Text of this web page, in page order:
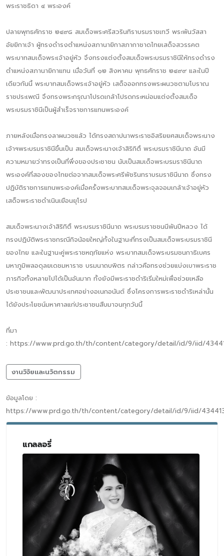
พระราชธิดา ๔ พระองค์
ปลายพุทธศักราช ๒๔๙๘ สมเด็จพระศรีสวรินทิราบรมราชเทวี พระพันวัสสา
อัยยิกาเจ้า ผู้ทรงดำรงตำแหน่งสภานายิกาสภากาชาดไทยเสด็จสวรรคต
พระบาทสมเด็จพระเจ้าอยู่หัว จึงทรงแต่งตั้งสมเด็จพระบรมราชินีให้ทรงดำรง
ตำแหน่งสภานายิกาแทน เมื่อวันที่ ๑๒ สิงหาคม พุทธศักราช ๒๔๙๙ และในปี
เดียวกันนี้ พระบาทสมเด็จพระเจ้าอยู่หัว เสด็จออกทรงพระผนวชตามโบราณ
ราชประเพณี จึงทรงพระกรุณาโปรดเกล้าโปรดกระหม่อมแต่งตั้งสมเด็จ
พระบรมราชินีเป็นผู้สำเร็จราชการแทนพระองค์
ภายหลังเมื่อทรงลาผนวชแล้ว ได้ทรงสถาปนาพระราชอิสริยยศสมเด็จพระนาง
เจ้าฯพระบรมราชินีขึ้นเป็น สมเด็จพระนางเจ้าสิริกิติ์ พระบรมราชินีนาถ อันมี
ความหมายว่าทรงเป็นที่พึ่งของประชาชน นับเป็นสมเด็จพระบรมราชินีนาถ
พระองค์ที่สองของไทยต่อจากสมเด็จพระศรีพัชรินทราบรมราชินีนาถ ซึ่งทรง
ปฏิบัติราชการแทนพระองค์เมื่อครั้งพระบาทสมเด็จพระจุลจอมเกล้าเจ้าอยู่หัว
เสด็จพระราชดำเนินเยือนยุโรป
สมเด็จพระนางเจ้าสิริกิติ์ พระบรมราชินีนาถ พระบรมราชชนนีพันปีหลวง ได้
ทรงปฏิบัติพระราชกรณีกิจน้อยใหญ่ทั้งในฐานะที่ทรงเป็นสมเด็จพระบรมราชินี
ของไทย และในฐานะคู่พระราชหฤทัยแห่ง พระบาทสมเด็จพระบรมชนกาธิเบศร
มหาภูมิพลอดุลยเดชมหาราช บรมนาถบพิตร กล่าวคือทรงช่วยแบ่งเบาพระราช
ภารกิจทั้งหลายไปได้เป็นอันมาก ทั้งยังมีพระราชดำริเริ่มใหม่เพื่อช่วยเหลือ
ประชาชนและพัฒนาประเทศอย่างอเนกอนันต์ ซึ่งโครงการพระราชดำริเหล่านั้น
ได้ยังประโยชน์มหาศาลแก่ประชาชนสืบมาจนทุกวันนี้
ที่มา
: https://www.prd.go.th/th/content/category/detail/id/9/iid/
งานวิจัยและนวัตกรรม
ข้อมูลโดย :
https://www.prd.go.th/th/content/category/detail/id/9/iid/
แกลลอรี่